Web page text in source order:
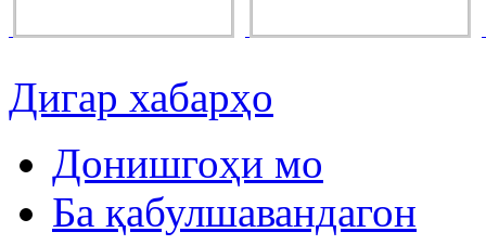
Дигар хабарҳо
Донишгоҳи мо
Ба қабулшавандагон